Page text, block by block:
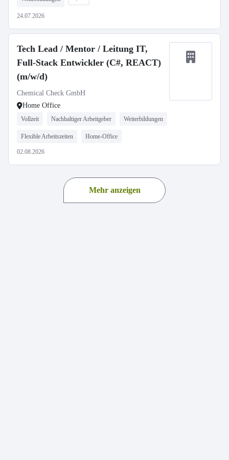
24.07.2026
Tech Lead / Mentor / Leitung IT,
Full-Stack Entwickler (C#, REACT)
(m/w/d)
Chemical Check GmbH
Home Office
Vollzeit Nachhaltiger Arbeitgeber Weiterbildungen
Flexible Arbeitszeiten Home-Office
02.08.2026
Mehr anzeigen